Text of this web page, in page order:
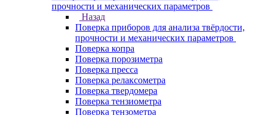
прочности и механических параметров
Назад
Поверка приборов для анализа твёрдости,
прочности и механических параметров
Поверка копра
Поверка порозиметра
Поверка пресса
Поверка релаксометра
Поверка твердомера
Поверка тензиометра
Поверка тензометра